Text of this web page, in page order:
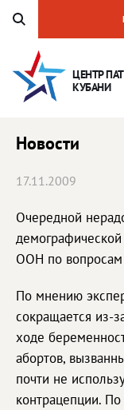
ЦЕНТР
КУБАНИ
Новости
17.11.2009
Очередной
ООН по
По мнению
сокращается из-
ходе
абортов,
почти не
контрацепции.